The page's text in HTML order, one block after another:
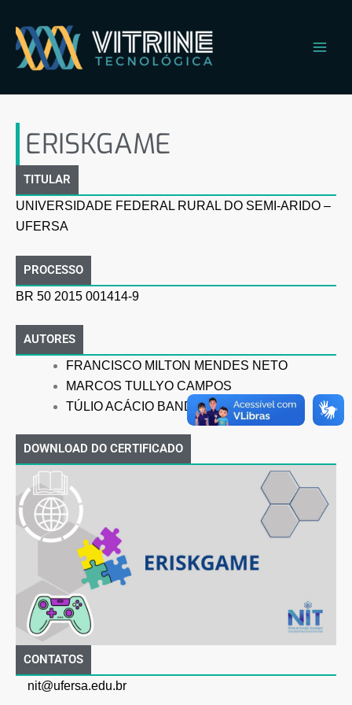
para
conteúdo
ERISKGAME
TITULAR
UNIVERSIDADE FEDERAL RURAL DO SEMI-ARIDO –
UFERSA
PROCESSO
BR 50 2015 001414-9
AUTORES
FRANCISCO MILTON MENDES NETO
MARCOS TULLYO CAMPOS
TÚLIO ACÁCIO BANDEIRA GALVÃO
DOWNLOAD DO CERTIFICADO
CONTATOS
nit@ufersa.edu.br